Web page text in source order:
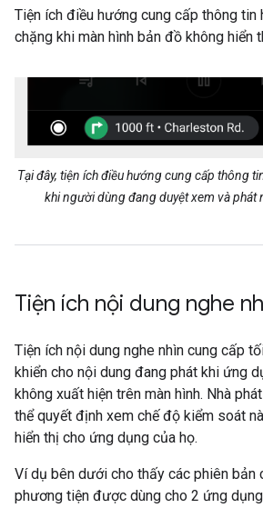
Tiện ích điều hướng cung cấp thông
chặng khi màn hình bản đồ không hiển
Tại đây, tiện ích điều hướng cung cấp thông
khi người dùng đang duyệt xem và phát
Tiện ích nội dung nghe
Tiện ích nội dung nghe nhìn cung cấp
khiển cho nội dung đang phát khi ứng
không xuất hiện trên màn hình. Nhà
thể quyết định xem chế độ kiểm soát
hiển thị cho ứng dụng của họ.
Ví dụ bên dưới cho thấy các phiên bản
phương tiện được dùng cho 2 ứng